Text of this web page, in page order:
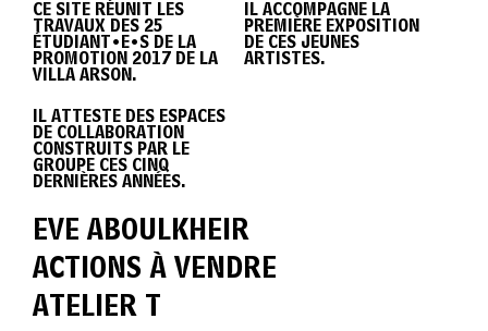
VILLA
ARSON
2017
CE SITE RÉUNIT LES
TRAVAUX DES 25
ÉTUDIANT•E•S DE LA
PROMOTION 2017 DE LA
VILLA ARSON.
IL ACCOMPAGNE LA
PREMIÈRE EXPOSITION
DE CES JEUNES
ARTISTES.
IL ATTESTE DES ESPACES
DE COLLABORATION
CONSTRUITS PAR LE
GROUPE CES CINQ
DERNIÈRES ANNÉES.
EVE ABOULKHEIR
ACTIONS À VENDRE
ATELIER T